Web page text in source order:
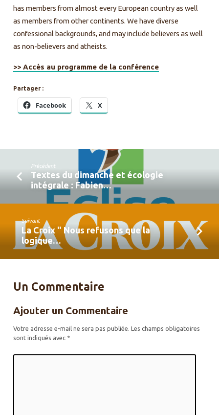
has members from almost every European country as well
as members from other continents. We have diverse
confessional backgrounds, and may include believers as well
as non-believers and atheists.
>> Accès au programme de la conférence
Partager :
Facebook X
Précédent
Textes du dimanche et écologie
intégrale : Fabien…
Suivant
La Croix " Nous refusons que la
logique…
Un Commentaire
Ajouter un Commentaire
Votre adresse e-mail ne sera pas publiée. Les champs obligatoires
sont indiqués avec *